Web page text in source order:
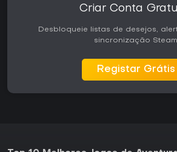
Criar Conta
Desbloqueie listas de desejos,
sincronização Steam
Registar Grátis